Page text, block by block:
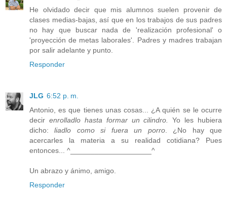
He olvidado decir que mis alumnos suelen provenir de
clases medias-bajas, así que en los trabajos de sus padres
no hay que buscar nada de 'realización profesional' o
'proyección de metas laborales'. Padres y madres trabajan
por salir adelante y punto.
Responder
JLG 6:52 p. m.
Antonio, es que tienes unas cosas... ¿A quién se le ocurre
decir enrolladlo hasta formar un cilindro.
Yo les hubiera
dicho:liadlo como si fuera un porro. ¿No hay que
acercarles la materia a su realidad cotidiana? Pues
entonces... ^____________________^
Un abrazo y ánimo, amigo.
Responder